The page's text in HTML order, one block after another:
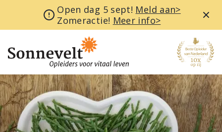
Open dag 5 sept! Meld aan>
Zomeractie! Meer info>